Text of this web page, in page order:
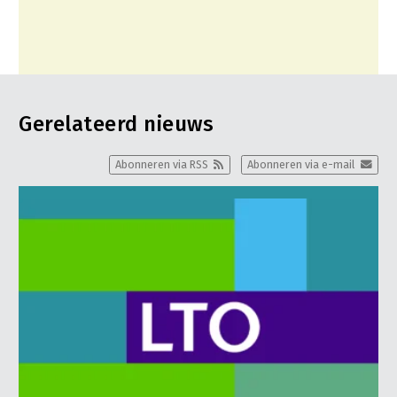
Gerelateerd nieuws
Abonneren via e-mail
Abonneren via RSS